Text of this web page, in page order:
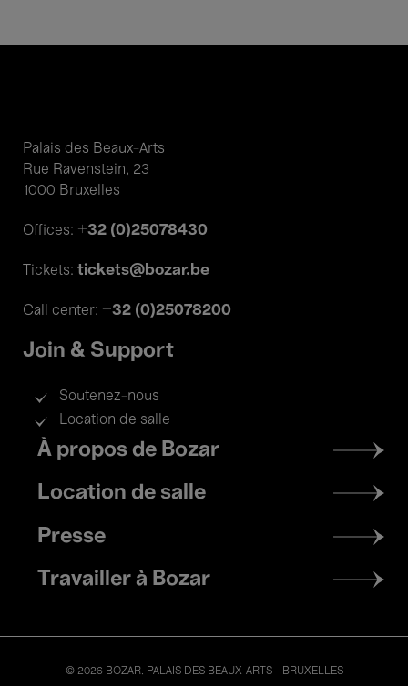
Palais des Beaux-Arts
Rue Ravenstein, 23
1000 Bruxelles
Offices: +32 (0)25078430
Tickets: tickets@bozar.be
Call center: +32 (0)25078200
Join & Support
Soutenez-nous
Location de salle
Footer
menu
À propos de Bozar
Location de salle
Presse
Travailler à Bozar
© 2026 BOZAR. PALAIS DES BEAUX-ARTS - BRUXELLES